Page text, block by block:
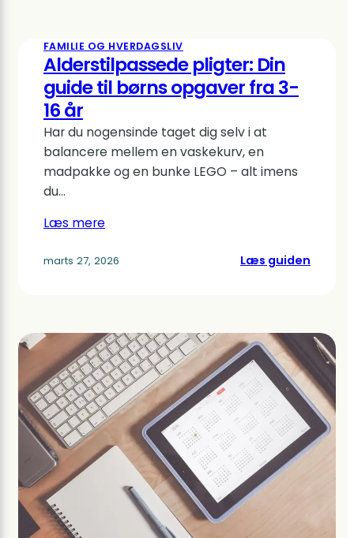
FAMILIE OG HVERDAGSLIV
Alderstilpassede pligter: Din
guide til børns opgaver fra 3-
16 år
Har du nogensinde taget dig selv i at
balancere mellem en vaskekurv, en
madpakke og en bunke LEGO – alt imens
du…
Læs mere
marts 27, 2026 Læs guiden
guide
til
børns
fra
3-
16